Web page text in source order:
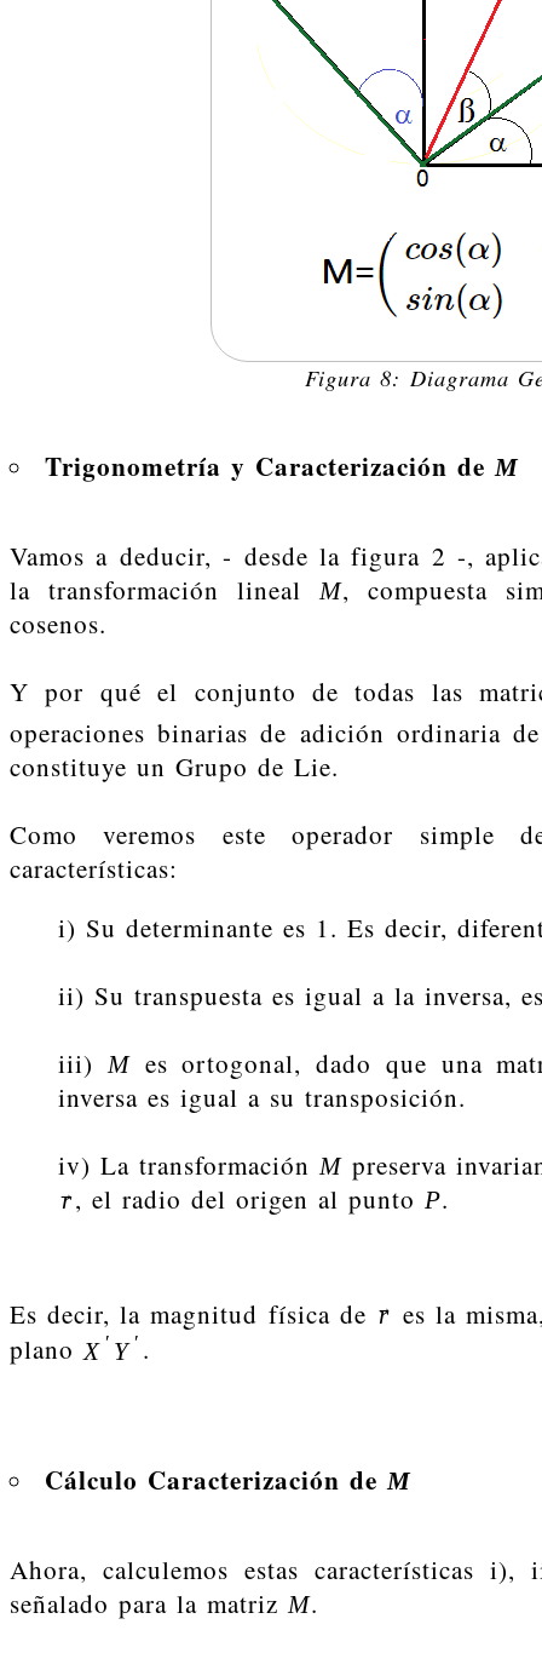
Figura 8: Diagrama
Trigonometría y Caracterización deM
Vamos a deducir, - desde la figura 2 -,
la transformación linealM, compuesta
cosenos.
Y por qué el conjunto de todas las
operaciones binarias de adición ordinaria
constituye un Grupo de Lie.
Como veremos este operador simple
características:
i) Su determinante es 1. Es decir,
ii) Su transpuesta es igual a la inversa,
iii)Mes ortogonal, dado que una
inversa es igual a su transposición.
iv) La transformaciónM preserva
→
r, el radio del origen al punto P.
Es decir, la magnitud física de →
r es la
planoX ′ Y ′ .
Cálculo Caracterización deM
Ahora, calculemos estas características
señalado para la matrizM.